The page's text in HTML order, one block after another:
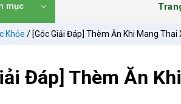
mục
Khỏe / [Góc Giải Đáp] Thèm Ăn Khi Mang Thai
Đáp] Thèm Ăn